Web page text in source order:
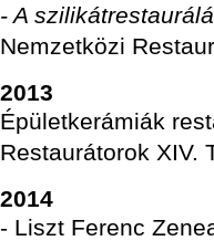
- A
Nemzetközi
2013
Épületkerámiák
Restaurátorok XIV.
2014
- Liszt Ferenc